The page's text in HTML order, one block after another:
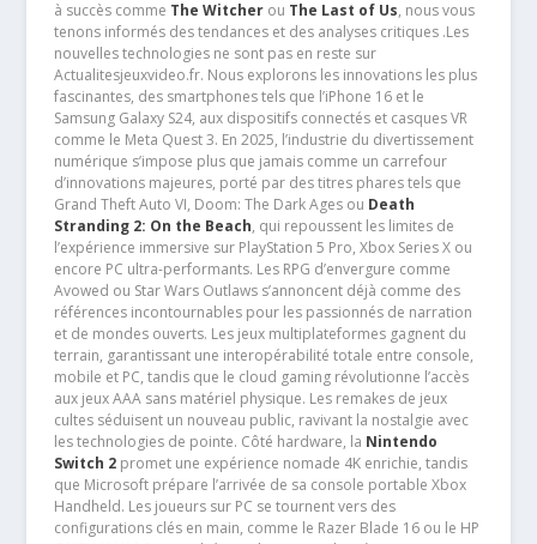
à succès comme The Witcherou The Last of Us, nous vous
tenons informés des tendances et des analyses critiques .Les
nouvelles technologies ne sont pas en reste sur
Actualitesjeuxvideo.fr. Nous explorons les innovations les plus
fascinantes, des smartphones tels que l’iPhone 16 et le
Samsung Galaxy S24, aux dispositifs connectés et casques VR
comme le Meta Quest 3. En 2025, l’industrie du divertissement
numérique s’impose plus que jamais comme un carrefour
d’innovations majeures, porté par des titres phares tels que
Grand Theft Auto VI, Doom: The Dark Ages ou Death
Stranding 2: On the Beach, qui repoussent les limites de
l’expérience immersive sur PlayStation 5 Pro, Xbox Series X ou
encore PC ultra-performants. Les RPG d’envergure comme
Avowed ou Star Wars Outlaws s’annoncent déjà comme des
références incontournables pour les passionnés de narration
et de mondes ouverts. Les jeux multiplateformes gagnent du
terrain, garantissant une interopérabilité totale entre console,
mobile et PC, tandis que le cloud gaming révolutionne l’accès
aux jeux AAA sans matériel physique. Les remakes de jeux
cultes séduisent un nouveau public, ravivant la nostalgie avec
les technologies de pointe. Côté hardware, la Nintendo
Switch 2promet une expérience nomade 4K enrichie, tandis
que Microsoft prépare l’arrivée de sa console portable Xbox
Handheld. Les joueurs sur PC se tournent vers des
configurations clés en main, comme le Razer Blade 16 ou le HP